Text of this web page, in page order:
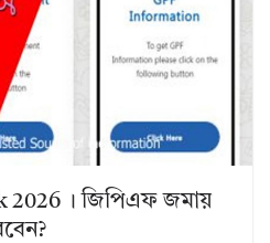
2026 । জিপিএফ জমায়